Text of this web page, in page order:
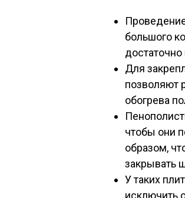
большого
достаточно
Для
позволяют
обогрева
чтобы они
образом,
закрывать
У таких
исключить